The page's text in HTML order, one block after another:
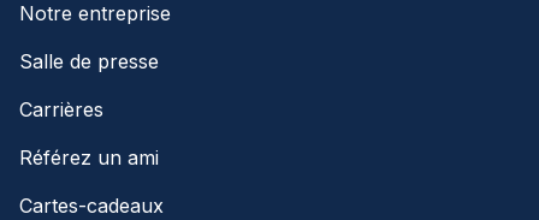
Notre entreprise
Salle de presse
Carrières
Référez un ami
Cartes-cadeaux